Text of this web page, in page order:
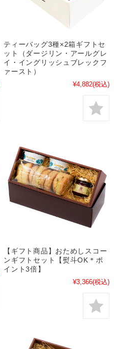
ティーバッグ3種×2箱ギフトセ
ット（ダージリン・アールグレ
イ・イングリッシュブレックフ
ァースト）
¥4,882(税込)
【ギフト商品】おためしスコー
ンギフトセット【熨斗OK＊ポ
イント3倍】
¥3,366(税込)